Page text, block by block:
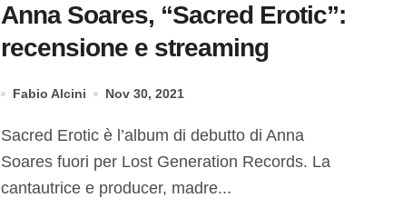
Anna Soares, “Sacred Erotic”:
recensione e streaming
Fabio Alcini Nov 30, 2021
Sacred Erotic è l’album di debutto di Anna
Soares fuori per Lost Generation Records. La
cantautrice e producer, madre...